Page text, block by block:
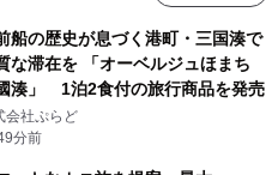
船の歴史が息づく港町・三国湊で
な滞在を 「オーベルジュほまち
湊」 1泊2食付の旅行商品を発売
会社ぷらど
分前